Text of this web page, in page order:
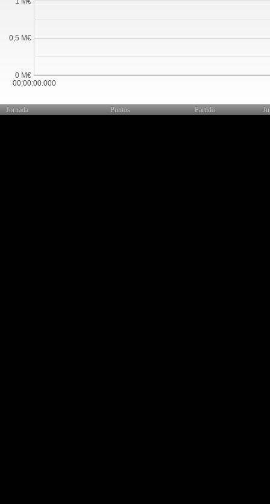
00:00:00.000
0 M€
0,5 M€
Jornada Puntos Partido